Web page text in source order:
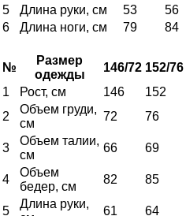
5
Длина руки, см 53 56
6
Длина ноги, см 79 84
№
Размер
одежды
146/72 152/76
1
Рост, см 146 152
2
Объем груди,
см
72 76
3
Объем талии,
см
66 69
4
Объем
бедер, см
82 85
5
Длина руки,
61 64